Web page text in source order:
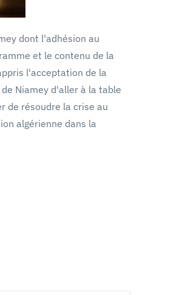
dont l'adhésion au
et le contenu de la
l'acceptation de la
Niamey d'aller à la table
de résoudre la crise au
algérienne dans la